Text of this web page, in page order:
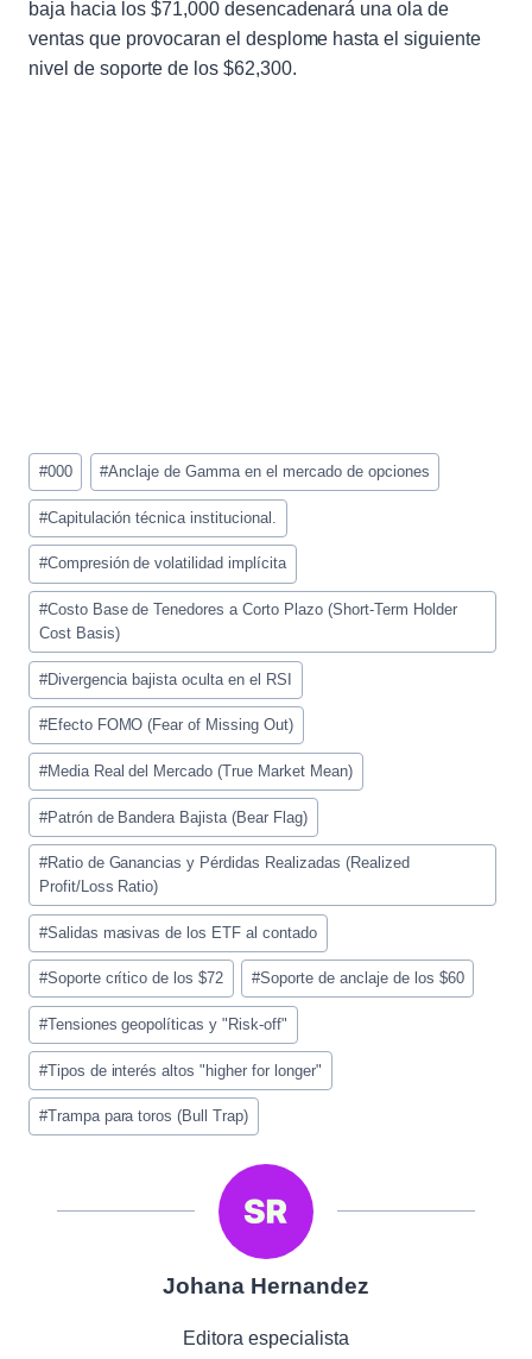
baja hacia los $71,000 desencadenará una ola de
ventas que provocaran el desplome hasta el siguiente
nivel de soporte de los $62,300.
Etiquetas
de
la
entrada:
#000 #Anclaje de Gamma en el mercado de opciones
#Capitulación técnica institucional.
#Compresión de volatilidad implícita
#Costo Base de Tenedores a Corto Plazo (Short-Term Holder
Cost Basis)
#Divergencia bajista oculta en el RSI
#Efecto FOMO (Fear of Missing Out)
#Media Real del Mercado (True Market Mean)
#Patrón de Bandera Bajista (Bear Flag)
#Ratio de Ganancias y Pérdidas Realizadas (Realized
Profit/Loss Ratio)
#Salidas masivas de los ETF al contado
#Soporte crítico de los $72 #Soporte de anclaje de los $60
#Tensiones geopolíticas y "Risk-off"
#Tipos de interés altos "higher for longer"
#Trampa para toros (Bull Trap)
Johana Hernandez
Editora especialista